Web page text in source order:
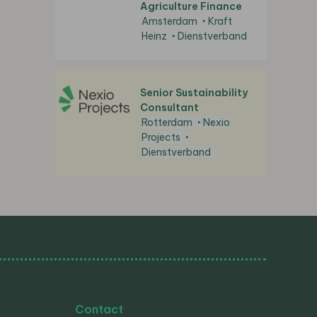
Agriculture Finance
Amsterdam
Kraft
Heinz
Dienstverband
Senior Sustainability
Consultant
Rotterdam
Nexio
Projects
Dienstverband
Contact